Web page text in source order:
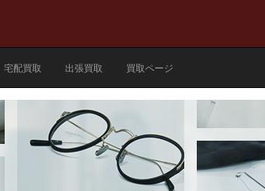
宅配買取 出張買取 買取ページ